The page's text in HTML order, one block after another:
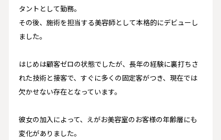
タントとして勤務。
その後、施術を担当する美容師として本格的にデビューし
ました。
はじめは顧客ゼロの状態でしたが、長年の経験に裏打ちさ
れた技術と接客で、すぐに多くの固定客がつき、現在では
欠かせない存在となっています。
彼女の加入によって、えがお美容室のお客様の年齢層にも
変化がありました。